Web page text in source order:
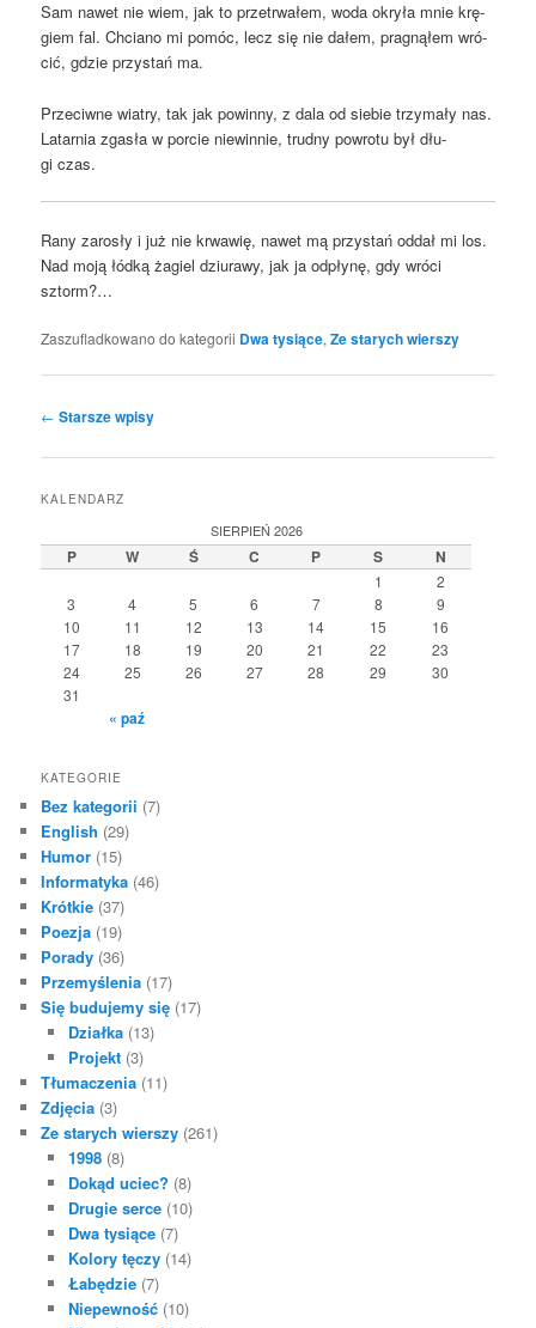
Sam nawet nie wiem, jak to prze­trwa­łem, woda okry­ła mnie krę­
giem fal. Chcia­no mi pomóc, lecz się nie dałem, pra­gną­łem wró­
cić, gdzie przy­stań ma.
Prze­ciw­ne wia­try, tak jak powin­ny, z dala od sie­bie trzy­ma­ły nas.
Latar­nia zga­sła w por­cie nie­win­nie, trud­ny powro­tu był dłu­
gi czas.
Rany zaro­sły i już nie krwa­wię, nawet mą przy­stań oddał mi los.
Nad moją łód­ką żagiel dziu­ra­wy, jak ja odpły­nę, gdy wró­ci
sztorm?…
Zaszufladkowano do kategorii Dwa tysiące,Ze starych wierszy
Nawigacja
← Starsze wpisy
KALENDARZ
SIERPIEŃ 2026
P W Ś C P S N
1
2
3
4 5 6 7 8
9
10
11 12 13 14 15
16
17
18 19 20 21 22
23
24
25 26 27 28 29
30
31
« paź
KATEGORIE
Bez kategorii (7)
English (29)
Humor (15)
Informatyka (46)
Krótkie (37)
Poezja (19)
Porady (36)
Przemyślenia (17)
Się budujemy się (17)
Działka(13)
Projekt(3)
Tłumaczenia (11)
Zdjęcia (3)
Ze starych wierszy (261)
1998(8)
Dokąd uciec? (8)
Drugie serce(10)
Dwa tysiące(7)
Kolory tęczy(14)
Łabędzie(7)
Niepewność(10)